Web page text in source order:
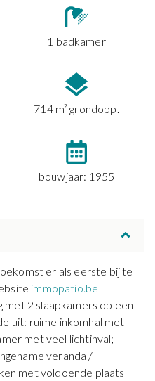
1 badkamer
714 m² grondopp.
bouwjaar: 1955
er als eerste bij te
immopatio.be
met 2 slaapkamers op een
uit: ruime inkomhal met
met veel lichtinval;
veranda /
met voldoende plaats